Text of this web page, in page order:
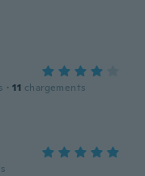
· 11 chargements